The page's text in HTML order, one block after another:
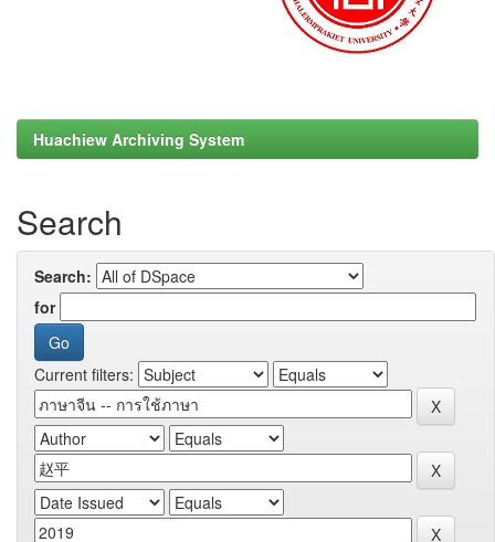
Huachiew Archiving System
Search
Search:
for
Current filters: